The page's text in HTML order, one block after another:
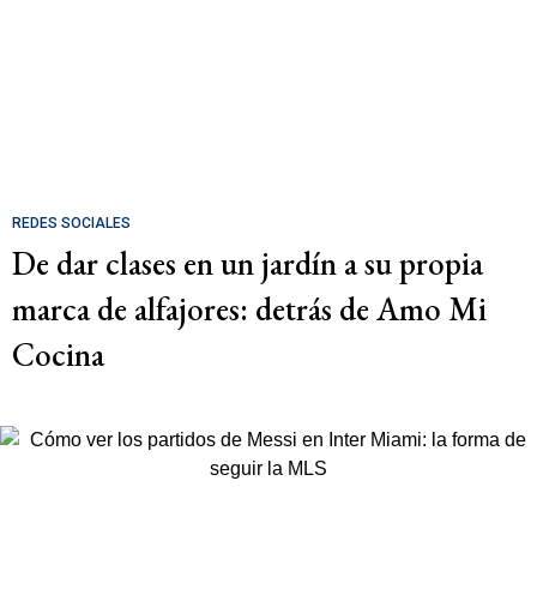
REDES SOCIALES
De dar clases en un jardín a su propia
marca de alfajores: detrás de Amo Mi
Cocina